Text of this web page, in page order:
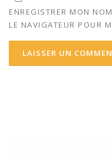
ENREGISTRER MON
LE NAVIGATEUR POUR